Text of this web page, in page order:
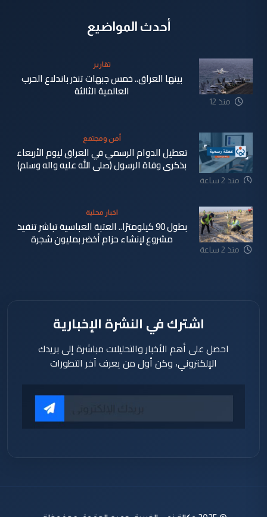
أحدث المواضيع
منذ 12
تقارير
بينها العراق.. خمس جبهات تنذر باندلاع الحرب
العالمية الثالثة
منذ 2 ساعة
أمن ومجتمع
تعطيل الدوام الرسمي في العراق ليوم الأربعاء
بذكرى وفاة الرسول (صلى الله عليه واله وسلم)
منذ 2 ساعة
اخبار محلية
بطول 90 كيلومترًا.. العتبة العباسية تباشر تنفيذ
مشروع لإنشاء حزام أخضر بمليون شجرة
اشترك في النشرة الإخبارية
احصل على أهم الأخبار والتحليلات مباشرة إلى بريدك
الإلكتروني، وكن أول من يعرف آخر التطورات